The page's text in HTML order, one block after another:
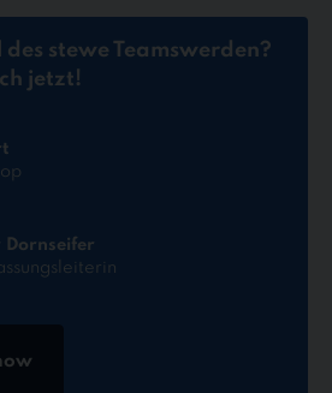
stewe Teamswerden?
jetzt!
Dornseifer